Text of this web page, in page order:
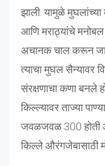
झाली. यामुळे मुघलांच्या
आणि मराठ्यांचे
अचानक चाल करून
त्याचा मुघल सैन्यावर
संरक्षणाचा कणा बनले
किल्ल्यावर ताज्या
जवळजवळ 300 होती
किल्ले औरंगजेबासाठी